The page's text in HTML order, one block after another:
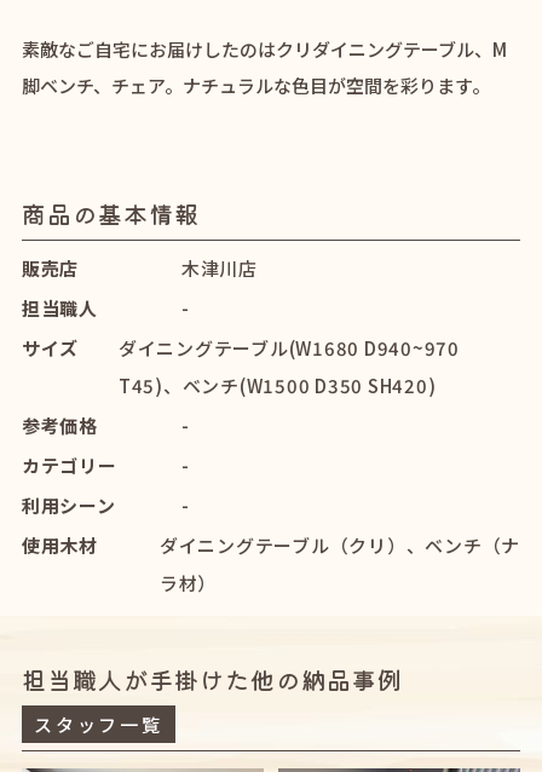
素敵なご自宅にお届けしたのはクリダイニングテーブル、M
脚ベンチ、チェア。ナチュラルな色目が空間を彩ります。
商品の基本情報
販売店
木津川店
担当職人
-
サイズ
ダイニングテーブル(W1680 D940~970
T45)、ベンチ(W1500 D350 SH420)
参考価格
-
カテゴリー
-
利用シーン
-
使用木材
ダイニングテーブル（クリ）、ベンチ（ナ
ラ材）
担当職人が手掛けた他の納品事例
スタッフ一覧